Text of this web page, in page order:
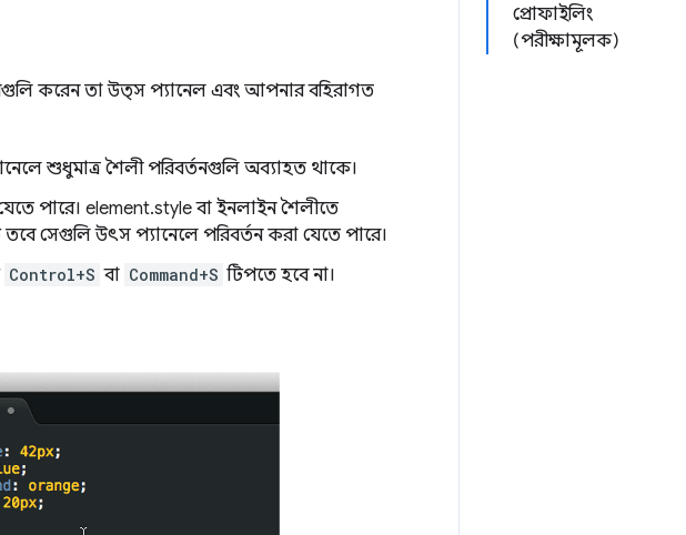
প্রোফাইলিং
(পরীক্ষামূলক)
করেন তা উত্স প্যানেল এবং আপনার বহিরাগত
শুধুমাত্র শৈলী পরিবর্তনগুলি অব্যাহত থাকে।
পারে। element.style বা ইনলাইন শৈলীতে
সেগুলি উৎস প্যানেলে পরিবর্তন করা যেতে পারে।
Control+S বা Command+S টিপতে হবে না।